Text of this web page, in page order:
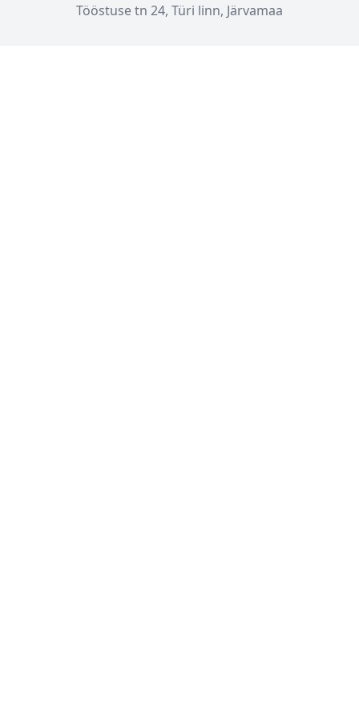
Tööstuse tn 24, Türi linn, Järvamaa